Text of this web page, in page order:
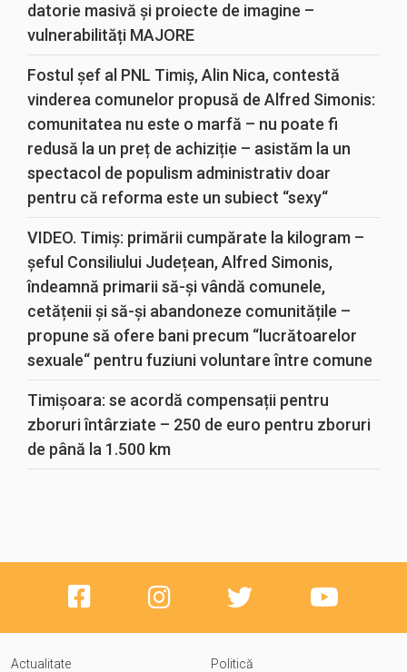
datorie masivă și proiecte de imagine –
vulnerabilități MAJORE
Fostul șef al PNL Timiș, Alin Nica, contestă
vinderea comunelor propusă de Alfred Simonis:
comunitatea nu este o marfă – nu poate fi
redusă la un preț de achiziție – asistăm la un
spectacol de populism administrativ doar
pentru că reforma este un subiect “sexy“
VIDEO. Timiș: primării cumpărate la kilogram –
șeful Consiliului Județean, Alfred Simonis,
îndeamnă primarii să-și vândă comunele,
cetățenii și să-și abandoneze comunitățile –
propune să ofere bani precum “lucrătoarelor
sexuale“ pentru fuziuni voluntare între comune
Timișoara: se acordă compensații pentru
zboruri întârziate – 250 de euro pentru zboruri
de până la 1.500 km
Actualitate Politică